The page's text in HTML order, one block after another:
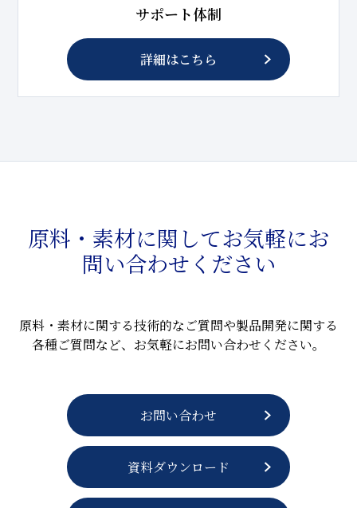
サポート体制
詳細はこちら
原料・素材に関してお気軽にお
問い合わせください
原料・素材に関する技術的なご質問や製品開発に関する
各種ご質問など、お気軽にお問い合わせください。
お問い合わせ
資料ダウンロード